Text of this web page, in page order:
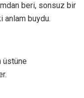
beri, sonsuz bir
anlam buydu.
üstüne